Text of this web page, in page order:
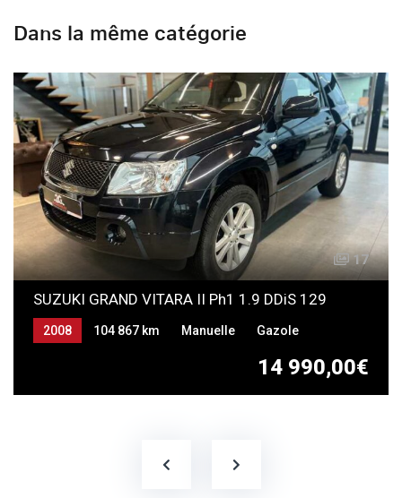
Dans la même catégorie
17
SUZUKI GRAND VITARA II Ph1 1.9 DDiS 129
14 990,00€
2008 104 867 km Manuelle Gazole